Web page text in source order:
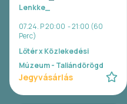
Lenkke_
07.24. P 20:00 - 21:00 (60
Perc)
Lőtér x Közlekedési
Múzeum - Taliándörögd
Jegyvásárlás